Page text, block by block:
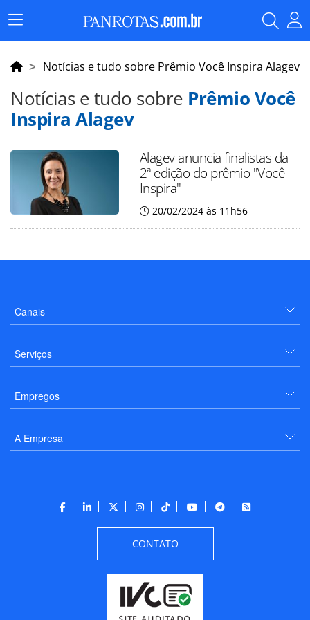
Menu
Principal
Notícias e tudo sobre Prêmio Você Inspira Alagev
Notícias e tudo sobre Prêmio Você
Inspira Alagev
Alagev anuncia finalistas da
2ª edição do prêmio "Você
Inspira"
20/02/2024 às 11h56
Canais
Serviços
Empregos
A Empresa
CONTATO